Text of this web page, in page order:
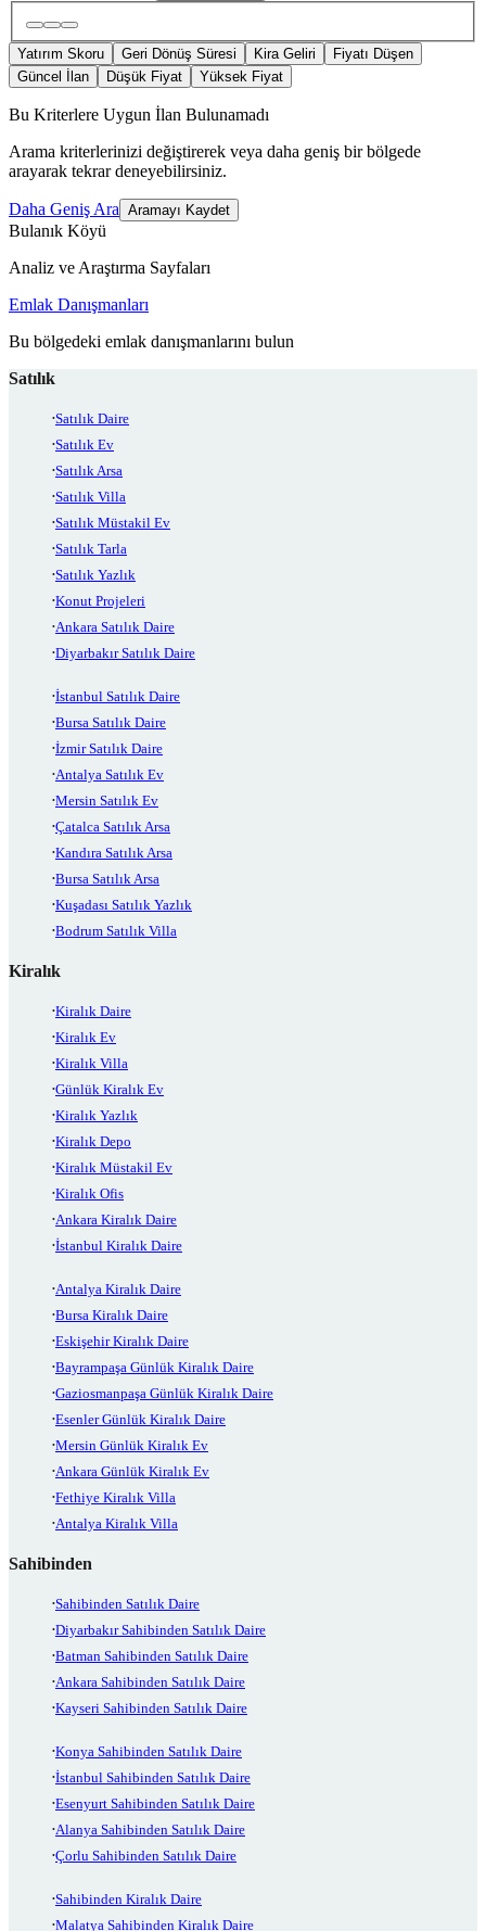
Yatırım Skoru Geri Dönüş Süresi Kira Geliri
Fiyatı Düşen
Güncel İlan
Düşük Fiyat Yüksek Fiyat
Bu Kriterlere Uygun İlan Bulunamadı
Arama kriterlerinizi değiştirerek veya daha geniş bir bölgede
arayarak tekrar deneyebilirsiniz.
Daha Geniş Ara Aramayı Kaydet
Bulanık Köyü
Analiz ve Araştırma Sayfaları
Emlak Danışmanları
Bu bölgedeki emlak danışmanlarını bulun
Satılık
Satılık Daire
Satılık Ev
Satılık Arsa
Satılık Villa
Satılık Müstakil Ev
Satılık Tarla
Satılık Yazlık
Konut Projeleri
Ankara Satılık Daire
Diyarbakır Satılık Daire
İstanbul Satılık Daire
Bursa Satılık Daire
İzmir Satılık Daire
Antalya Satılık Ev
Mersin Satılık Ev
Çatalca Satılık Arsa
Kandıra Satılık Arsa
Bursa Satılık Arsa
Kuşadası Satılık Yazlık
Bodrum Satılık Villa
Kiralık
Kiralık Daire
Kiralık Ev
Kiralık Villa
Günlük Kiralık Ev
Kiralık Yazlık
Kiralık Depo
Kiralık Müstakil Ev
Kiralık Ofis
Ankara Kiralık Daire
İstanbul Kiralık Daire
Antalya Kiralık Daire
Bursa Kiralık Daire
Eskişehir Kiralık Daire
Bayrampaşa Günlük Kiralık Daire
Gaziosmanpaşa Günlük Kiralık Daire
Esenler Günlük Kiralık Daire
Mersin Günlük Kiralık Ev
Ankara Günlük Kiralık Ev
Fethiye Kiralık Villa
Antalya Kiralık Villa
Sahibinden
Sahibinden Satılık Daire
Diyarbakır Sahibinden Satılık Daire
Batman Sahibinden Satılık Daire
Ankara Sahibinden Satılık Daire
Kayseri Sahibinden Satılık Daire
Konya Sahibinden Satılık Daire
İstanbul Sahibinden Satılık Daire
Esenyurt Sahibinden Satılık Daire
Alanya Sahibinden Satılık Daire
Çorlu Sahibinden Satılık Daire
Sahibinden Kiralık Daire
Malatya Sahibinden Kiralık Daire